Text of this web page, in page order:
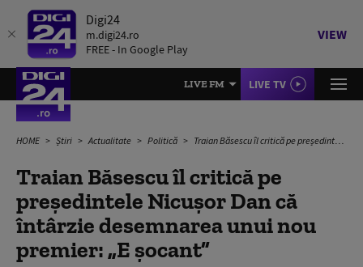
Digi24
m.digi24.ro
FREE - In Google Play
VIEW
LIVE FM LIVE TV
HOME Știri Actualitate Politică Traian Băsescu îl critică pe președintele Nicușor Dan că întârzie desemnarea unui nou premier: „E șocant”
Traian Băsescu îl critică pe
președintele Nicușor Dan că
întârzie desemnarea unui nou
premier: „E șocant”